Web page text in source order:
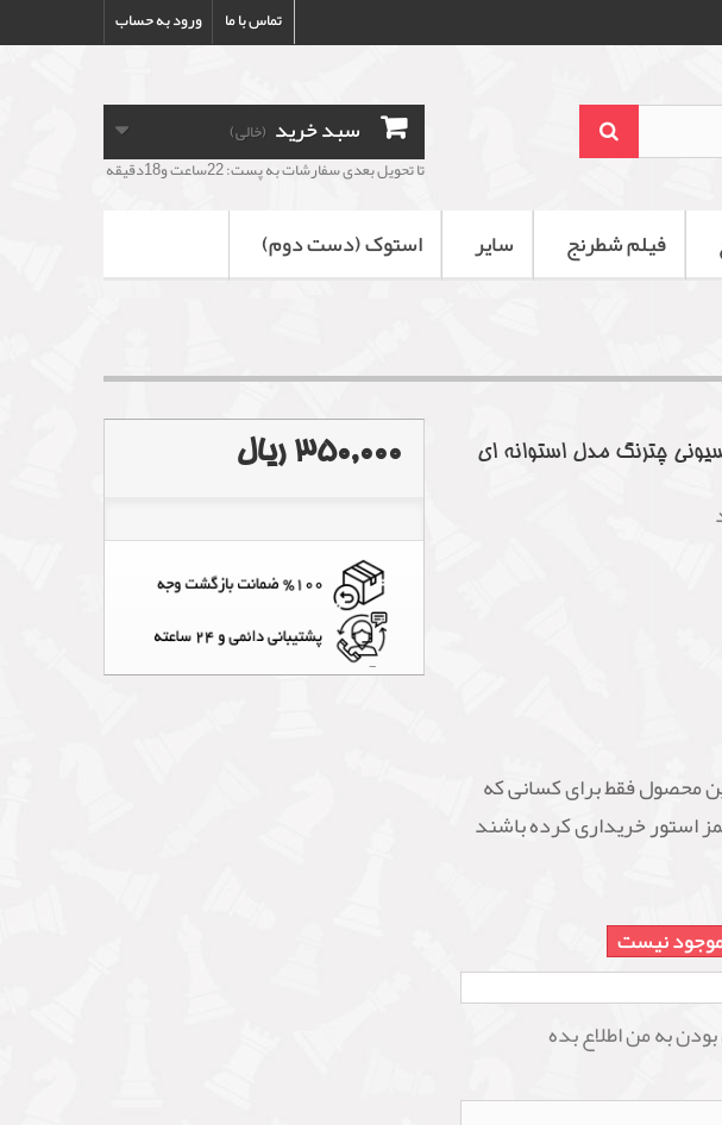
ورود به حساب تماس با ما
سبد خرید (خالی)
تا تحویل بعدی سفارشات به پست: 22ساعت و18دقیقه
فیلم شطرنج سایر استوک (دست دوم)
چترنگ مدل استوانه ای
محصول فقط برای کسانی که
استور خریداری کرده باشند
نیست
به من اطلاع بده
350,000 ریال